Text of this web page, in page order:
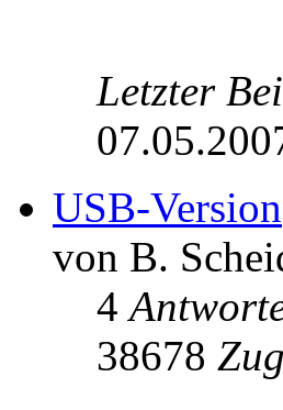
Letzter
USB-Version
von B.
4
38678